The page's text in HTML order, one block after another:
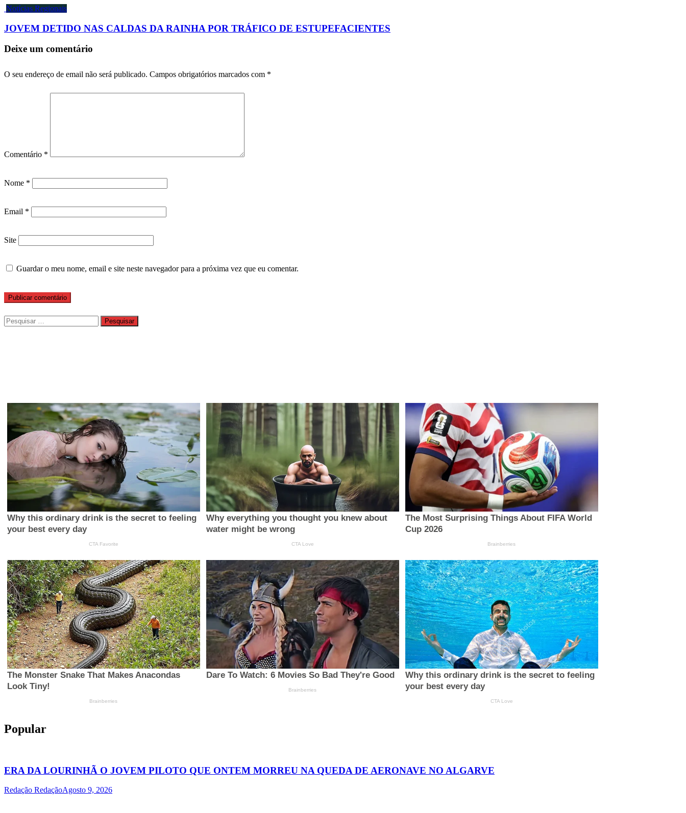
Notícias Regionais
JOVEM DETIDO NAS CALDAS DA RAINHA POR TRÁFICO DE ESTUPEFACIENTES
Deixe um comentário
O seu endereço de email não será publicado. Campos obrigatórios marcados com *
Comentário *
Nome *
Email *
Site
Guardar o meu nome, email e site neste navegador para a próxima vez que eu comentar.
Pesquisar
por:
Popular
ERA DA LOURINHÃ O JOVEM PILOTO QUE ONTEM MORREU NA QUEDA DE AERONAVE NO ALGARVE
Redação RedaçãoAgosto 9, 2026